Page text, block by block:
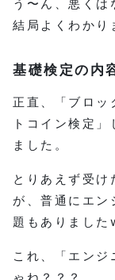
う〜ん、悪くは
結局よくわかり
基礎検定の内
正直、「ブロッ
トコイン検定
ました。
とりあえず受け
が、普通にエン
題もありました
これ、「エンジ
ゃね？？？